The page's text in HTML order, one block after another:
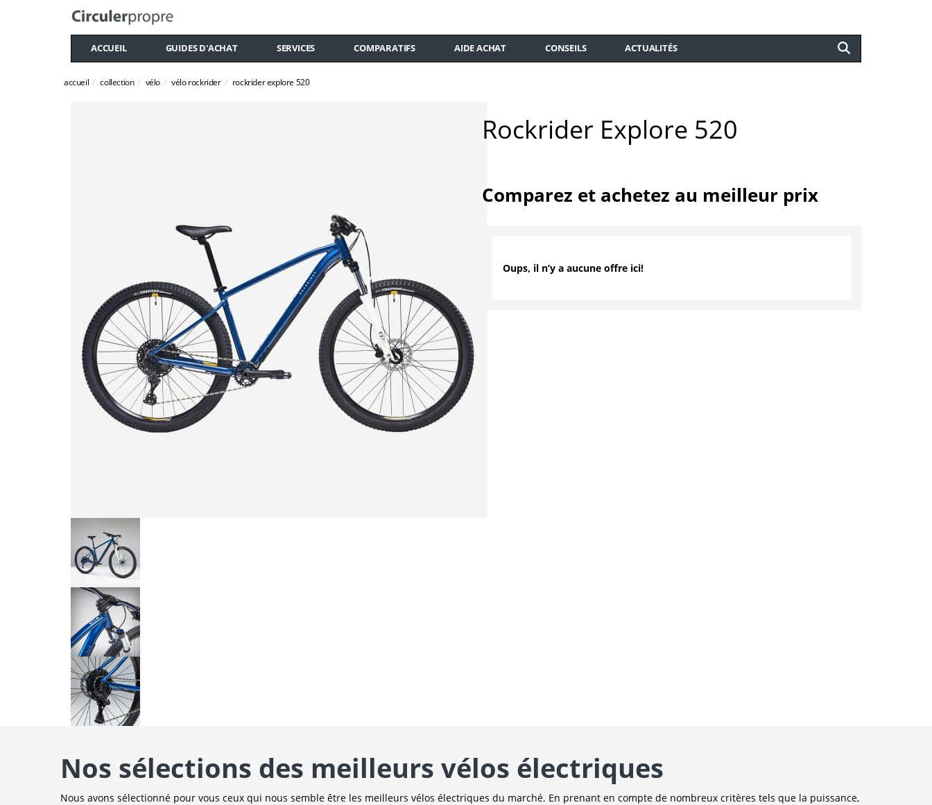
ACCUEIL GUIDES D'ACHAT SERVICES COMPARATIFS AIDE ACHAT CONSEILS ACTUALITÉS
accueil collection vélo vélo rockrider rockrider explore 520
Rockrider Explore 520
Comparez et achetez au meilleur prix
Oups, il n’y a aucune offre ici!
Nos sélections des meilleurs vélos électriques
Nous avons sélectionné pour vous ceux qui nous semble être les meilleurs vélos électriques du marché. En prenant en compte de nombreux critères tels que la puissance,